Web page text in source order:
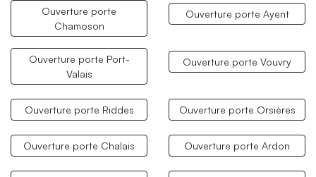
Ouverture porte
Chamoson
Ouverture porte Ayent
Ouverture porte Port-
Valais
Ouverture porte Vouvry
Ouverture porte Riddes Ouverture porte Orsières
Ouverture porte Chalais Ouverture porte Ardon